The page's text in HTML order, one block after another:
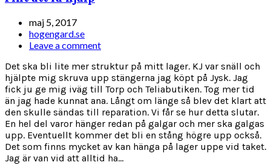
maj 5, 2017
hogengard.se
Leave a comment
Det ska bli lite mer struktur på mitt lager. KJ var snäll och
hjälpte mig skruva upp stängerna jag köpt på Jysk. Jag
fick ju ge mig iväg till Torp och Teliabutiken. Tog mer tid
än jag hade kunnat ana. Långt om länge så blev det klart att
den skulle sändas till reparation. Vi får se hur detta slutar.
En hel del varor hänger redan på galgar och mer ska galgas
upp. Eventuellt kommer det bli en stång högre upp också.
Det som finns mycket av kan hänga på lager uppe vid taket.
Jag är van vid att alltid ha...